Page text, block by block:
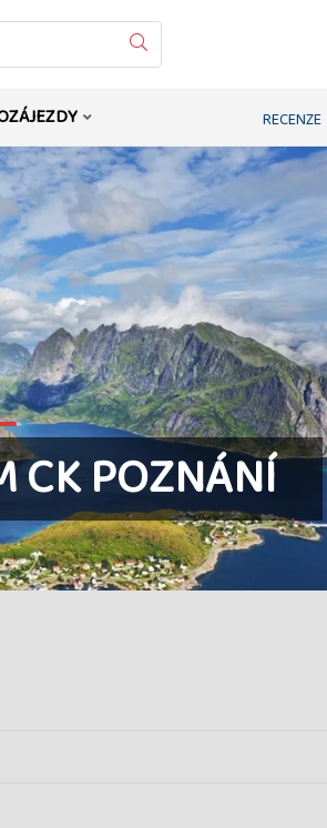
Vyhledat
RECENZE
CK POZNÁNÍ